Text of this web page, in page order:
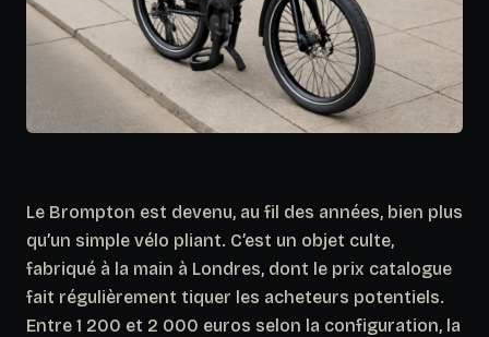
Le Brompton est devenu, au fil des années, bien plus
qu’un simple vélo pliant. C’est un objet culte,
fabriqué à la main à Londres, dont le prix catalogue
fait régulièrement tiquer les acheteurs potentiels.
Entre 1 200 et 2 000 euros selon la configuration, la